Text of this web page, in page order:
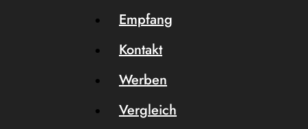
Empfang
Kontakt
Werben
Vergleich